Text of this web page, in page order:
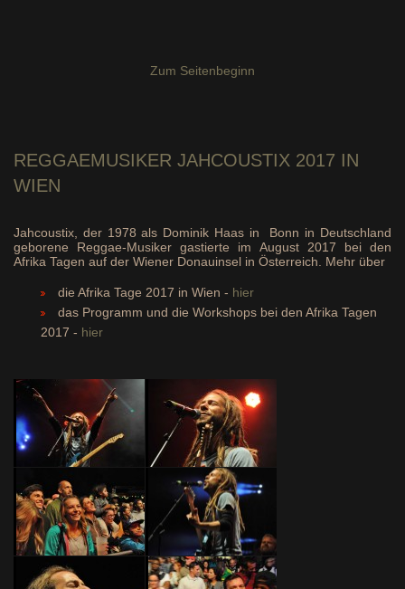
Zum Seitenbeginn
REGGAEMUSIKER JAHCOUSTIX 2017 IN
WIEN
Jahcoustix, der 1978 als Dominik Haas in Bonn in Deutschland
geborene Reggae-Musiker gastierte im August 2017 bei den
Afrika Tagen auf der Wiener Donauinsel in Österreich. Mehr über
die Afrika Tage 2017 in Wien - hier
das Programm und die Workshops bei den Afrika Tagen
2017 - hier